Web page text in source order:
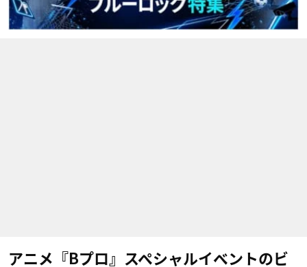
アニメ『Bプロ』スペシャルイベントのビ